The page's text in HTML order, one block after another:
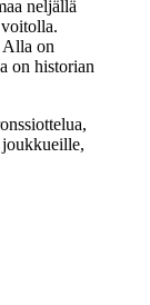
neljällä
Alla on
on historian